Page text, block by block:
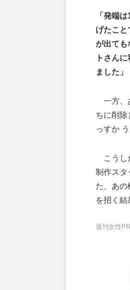
「発端
げたこと
が出ても
トさん
ました」
一方、
ちに削除
っすか
こうし
制作スタ
た、あの
を招く結
週刊女性